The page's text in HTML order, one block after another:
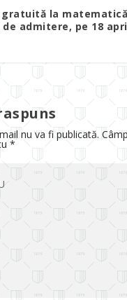
la
de admitere, pe 18
nu va fi publicată.
*